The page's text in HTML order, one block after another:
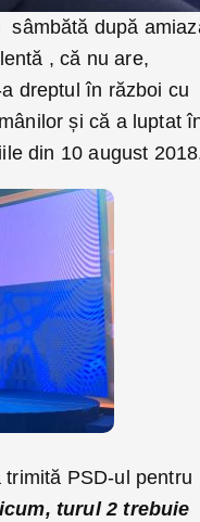
sâmbătă după
, că nu are,
dreptul în război cu
și că a luptat
din 10 august
PSD-ul pentru
turul 2 trebuie